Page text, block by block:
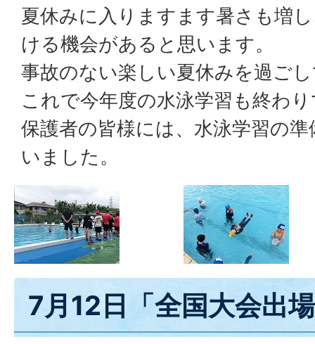
夏休みに入りますます暑さも増
ける機会があると思います。
事故のない楽しい夏休みを過ご
これで今年度の水泳学習も終わ
保護者の皆様には、水泳学習の
いました。
7月12日「全国大会出